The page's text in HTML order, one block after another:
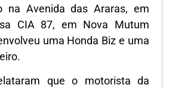
na Avenida das Araras, em
CIA 87, em Nova Mutum
uma Honda Biz e uma
que o motorista da